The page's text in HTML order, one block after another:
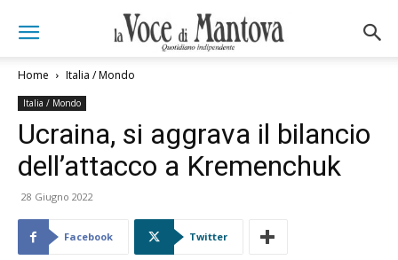
Home Italia / Mondo
Italia / Mondo
Ucraina, si aggrava il bilancio
dell’attacco a Kremenchuk
28 Giugno 2022
Facebook Twitter